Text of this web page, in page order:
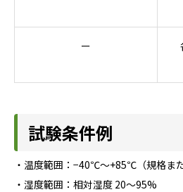
ー
試験条件例
・温度範囲：−40℃～+85℃（規格また
・湿度範囲：相対湿度 20～95%